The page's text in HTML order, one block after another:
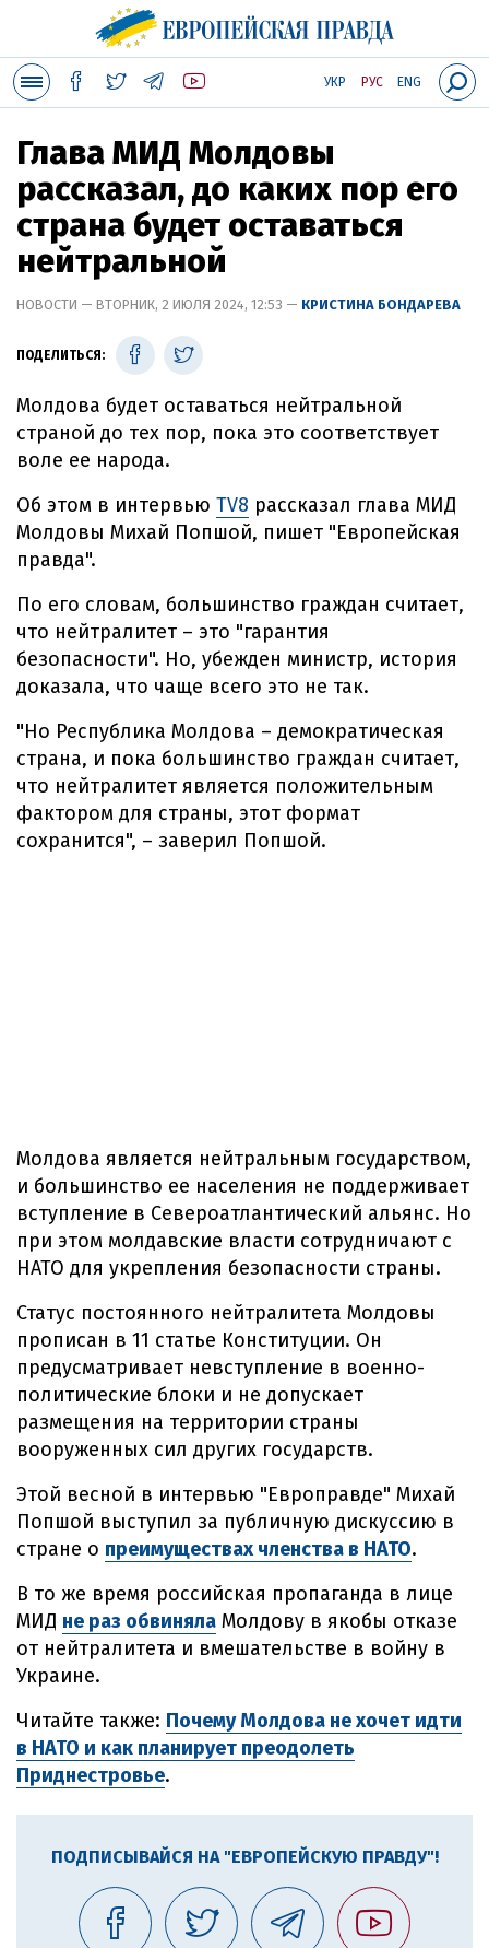
УКР РУС ENG
Глава МИД Молдовы
рассказал, до каких пор его
страна будет оставаться
нейтральной
НОВОСТИ — ВТОРНИК, 2 ИЮЛЯ 2024, 12:53 — КРИСТИНА БОНДАРЕВА
ПОДЕЛИТЬСЯ:
Молдова будет оставаться нейтральной
страной до тех пор, пока это соответствует
воле ее народа.
Об этом в интервью TV8 рассказал глава МИД
Молдовы Михай Попшой, пишет "Европейская
правда".
По его словам, большинство граждан считает,
что нейтралитет – это "гарантия
безопасности". Но, убежден министр, история
доказала, что чаще всего это не так.
"Но Республика Молдова – демократическая
страна, и пока большинство граждан считает,
что нейтралитет является положительным
фактором для страны, этот формат
сохранится", – заверил Попшой.
Молдова является нейтральным государством,
и большинство ее населения не поддерживает
вступление в Североатлантический альянс. Но
при этом молдавские власти сотрудничают с
НАТО для укрепления безопасности страны.
Статус постоянного нейтралитета Молдовы
прописан в 11 статье Конституции. Он
предусматривает невступление в военно-
политические блоки и не допускает
размещения на территории страны
вооруженных сил других государств.
Этой весной в интервью "Европравде" Михай
Попшой выступил за публичную дискуссию в
стране о преимуществах членства в НАТО.
В то же время российская пропаганда в лице
МИД не раз обвиняла Молдову в якобы отказе
от нейтралитета и вмешательстве в войну в
Украине.
Читайте также: Почему Молдова не хочет идти
в НАТО и как планирует преодолеть
Приднестровье.
ПОДПИСЫВАЙСЯ НА "ЕВРОПЕЙСКУЮ ПРАВДУ"!